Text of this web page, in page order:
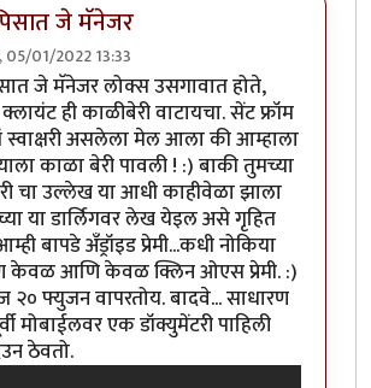
जे मॅनेजर
05/01/2022 13:33
जे मॅनेजर लोक्स उसगावात होते,
ही काळीबेरी वाटायचा. सेंट फ्रॉम
असलेला मेल आला की आम्हाला
काळा बेरी पावली ! :) बाकी तुमच्या
चा उल्लेख या आधी काहीवेळा झाला
या डार्लिगवर लेख येइल असे गृहित
बापडे अँड्रॉइड प्रेमी...कधी नोकिया
केवळ आणि केवळ क्लिन ओएस प्रेमी. :)
२० फ्युजन वापरतोय. बादवे... साधारण
मोबाईलवर एक डॉक्युमेंटरी पाहिली
ठेवतो.